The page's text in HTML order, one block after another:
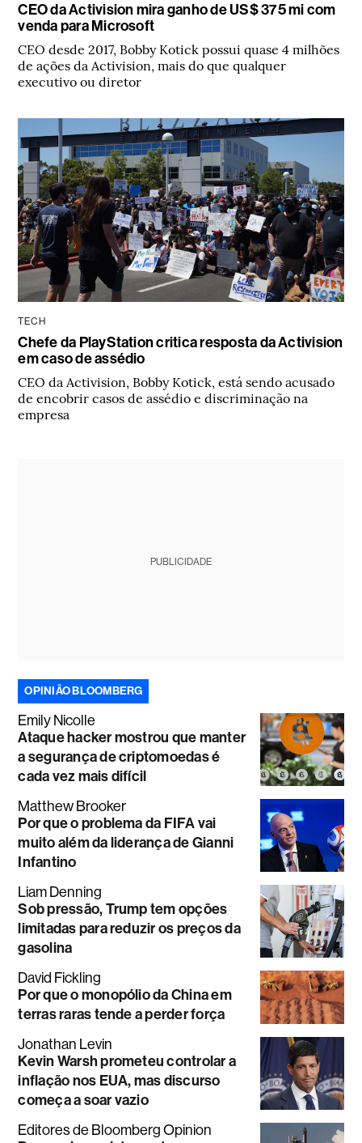
CEO da Activision mira ganho de US$ 375 mi com
venda para Microsoft
CEO desde 2017, Bobby Kotick possui quase 4 milhões
de ações da Activision, mais do que qualquer
executivo ou diretor
TECH
Chefe da PlayStation critica resposta da Activision
em caso de assédio
CEO da Activision, Bobby Kotick, está sendo acusado
de encobrir casos de assédio e discriminação na
empresa
PUBLICIDADE
OPINIÃO BLOOMBERG
Emily Nicolle
Ataque hacker mostrou que manter
a segurança de criptomoedas é
cada vez mais difícil
Matthew Brooker
Por que o problema da FIFA vai
muito além da liderança de Gianni
Infantino
Liam Denning
Sob pressão, Trump tem opções
limitadas para reduzir os preços da
gasolina
David Fickling
Por que o monopólio da China em
terras raras tende a perder força
Jonathan Levin
Kevin Warsh prometeu controlar a
inflação nos EUA, mas discurso
começa a soar vazio
Editores de Bloomberg Opinion